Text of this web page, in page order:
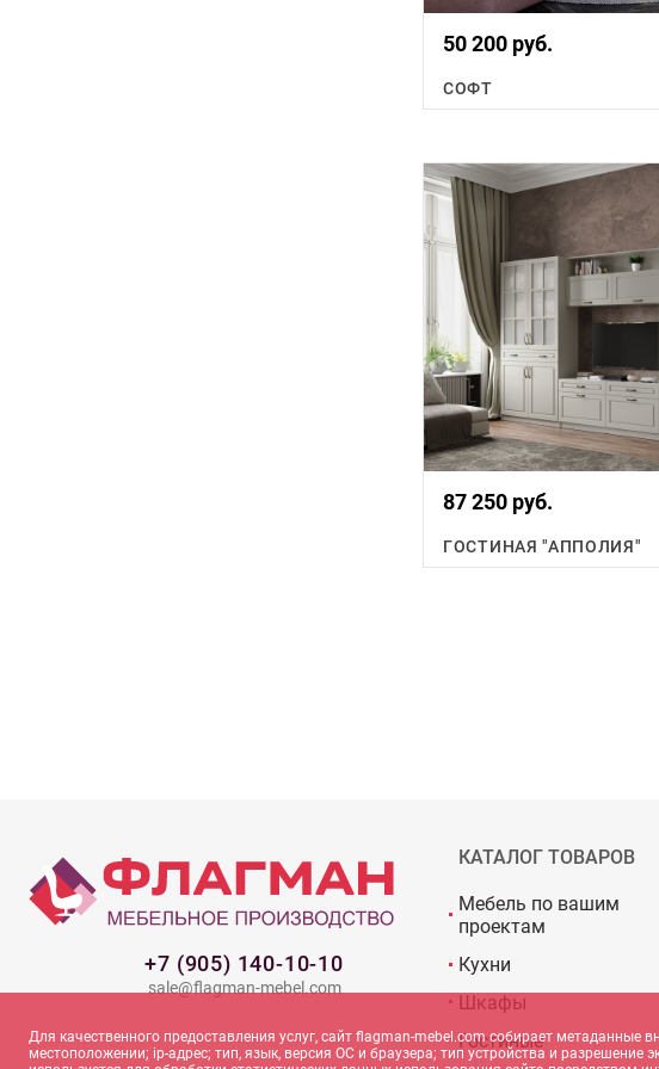
50 200 руб.
СОФТ
87 250 руб.
ГОСТИНАЯ "АППОЛИЯ"
+7 (905) 140-10-10
sale@flagman-mebel.com
КАТАЛОГ ТОВАРОВ
Мебель по вашим
проектам
Кухни
Шкафы
Гостиные
Для качественного предоставления услуг, сайт flagman-mebel.com собирает
местоположении; ip-адрес; тип, язык, версия ОС и браузера; тип устройства и